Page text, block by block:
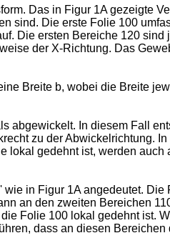
Das in Figur 1A gezeigte
sind. Die erste Folie 100
Die ersten Bereiche 120
der X-Richtung. Das
Breite b, wobei die Breite
abgewickelt. In diesem Fall
zu der Abwickelrichtung.
lokal gedehnt ist, werden auch
in Figur 1A angedeutet.
an den zweiten Bereichen
Folie 100 lokal gedehnt ist.
dass an diesen